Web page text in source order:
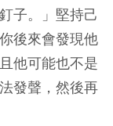
子。」堅持己
後來會發現他
他可能也不是
發聲，然後再